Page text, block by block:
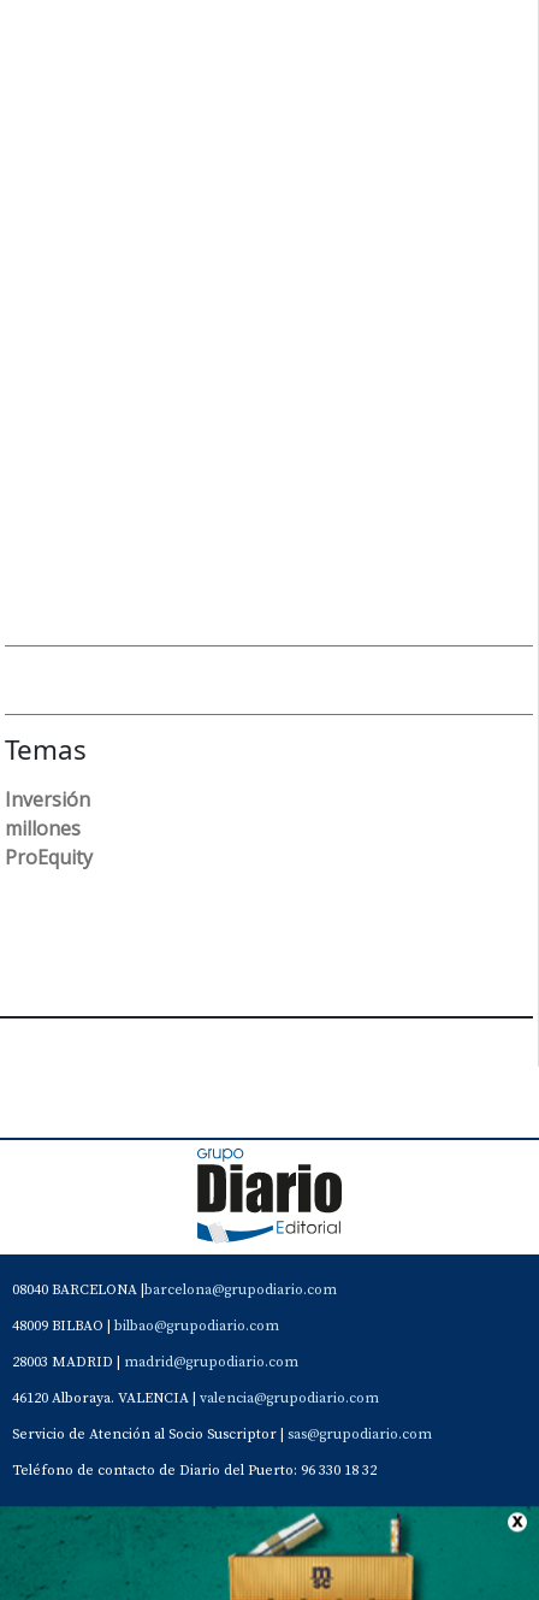
Temas
Inversión
millones
ProEquity
08040 BARCELONA | barcelona@grupodiario.com
48009 BILBAO | bilbao@grupodiario.com
28003 MADRID | madrid@grupodiario.com
46120 Alboraya. VALENCIA | valencia@grupodiario.com
Servicio de Atención al Socio Suscriptor | sas@grupodiario.com
Teléfono de contacto de Diario del Puerto: 96 330 18 32
Contacto Aviso Legal Quiénes somos Política de privacidad